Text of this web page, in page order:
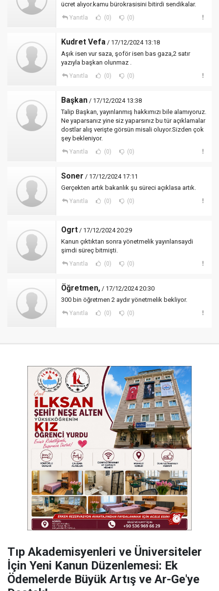
ücret alıyor.kamu bürokrasisini bitirdi sendikalar.
Yanıtla (0) (0)
Kudret Vefa / 17/12/2024 13:18
Aşık isen vur saza, şoför isen bas gaza,2 satır
yazıyla başkan olunmaz .
Yanıtla (0) (0)
Başkan / 17/12/2024 13:38
Talip Başkan, yayınlanmış hakkımızı bile alamıyoruz.
Ne yaparsanız yine siz yaparsınız bu tür açıklamalar
dostlar alış verişte görsün misali oluyor.Sizden çok
şey bekleniyor.
Yanıtla (0) (0)
Soner / 17/12/2024 17:11
Gerçekten artık bakanlık şu süreci açıklasa artık.
Yanıtla (0) (0)
Ogrt / 17/12/2024 20:29
Kanun çıktıktan sonra yönetmelik yayınlansaydi
şimdi süreç bitmişti.
Yanıtla (0) (0)
Öğretmen, / 17/12/2024 20:30
300 bin öğretmen 2 aydır yönetmelik bekliyor.
Yanıtla (0) (0)
​Tıp Akademisyenleri ve Üniversiteler
İçin Yeni Kanun Düzenlemesi: Ek
Ödemelerde Büyük Artış ve Ar-Ge'ye